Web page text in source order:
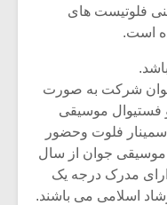
فلوتیست های
است.
شرکت به صورت
فستیوال موسیقی
شرکت در سمینار فلوت وحضور
موسیقی جوان از سال
دارای مدرک درجه یک
اسلامی می باشند.